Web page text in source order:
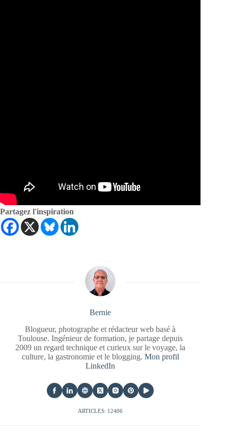
Partagez l'inspiration
Bernie
Blogueur, photographe et rédacteur web basé à
Toulouse. Ingénieur de formation, je partage depuis
2009 un regard technique et curieux sur le voyage, la
culture, la gastronomie et le blogging. Mon profil
LinkedIn
ARTICLES: 12406